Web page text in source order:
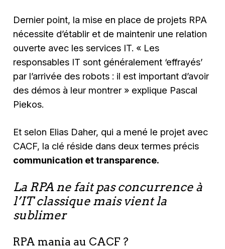
Dernier point, la mise en place de projets RPA
nécessite d’établir et de maintenir une relation
ouverte avec les services IT. « Les
responsables IT sont généralement ‘effrayés’
par l’arrivée des robots : il est important d’avoir
des démos à leur montrer » explique Pascal
Piekos.
Et selon Elias Daher, qui a mené le projet avec
CACF, la clé réside dans deux termes précis
communication et transparence.
La RPA ne fait pas concurrence à
l’IT classique mais vient la
sublimer
RPA mania au CACF ?